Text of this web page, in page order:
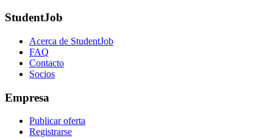
StudentJob
Acerca de StudentJob
FAQ
Contacto
Socios
Empresa
Publicar oferta
Registrarse